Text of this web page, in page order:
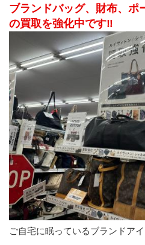
ブランドバッグ、財布、ポ
の買取を強化中です‼
ご自宅に眠っているブランドア